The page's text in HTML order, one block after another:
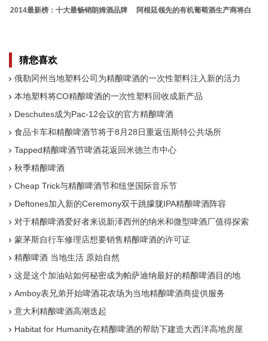
2014最新榜：十大最畅销朗姆酒品牌
阿根廷领先的有机葡萄酒生产商将白
猜您喜欢
俄勒冈州当地塑料公司为精酿啤酒的一次性塑料注入新的活力
本地塑料将CO精酿啤酒的一次性塑料回收成新产品
Deschutes成为Pac-12会议的官方精酿啤酒
食品卡车和精酿啤酒节将于8月28日重返伍斯特公共场所
Tapped精酿啤酒节啤酒花返回米德兰市中心
秋季精酿啤酒
Cheap Trick与精酿啤酒节和纽堡国际音乐节
Deftones加入新的Ceremony双干跳朦胧IPA精酿啤酒阵容
对于精酿啤酒爱好者来说新泽西州的纳米和微型啤酒厂值得探索
蒙茅斯自行车修理店想要销售精酿啤酒的许可证
精酿啤酒 当地生活 原始自然
这是这个加油站如何秘密成为帕萨迪纳最好的精酿啤酒目的地
Amboy表兄弟开始啤酒花农场为当地精酿啤酒商提供服务
意大利精酿啤酒高潮迭起
Habitat for Humanity在精酿啤酒的帮助下建造大西洋高地房屋